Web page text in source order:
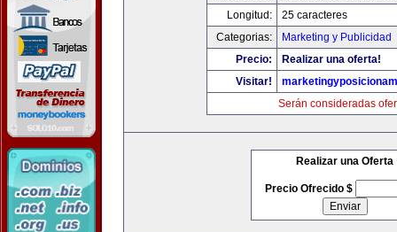
Longitud:
25 caracteres
Categorias:
Marketing y Publicidad
Precio:
Realizar una oferta!
Visitar!
Serán consideradas
Realizar una Oferta
Precio Ofrecido $